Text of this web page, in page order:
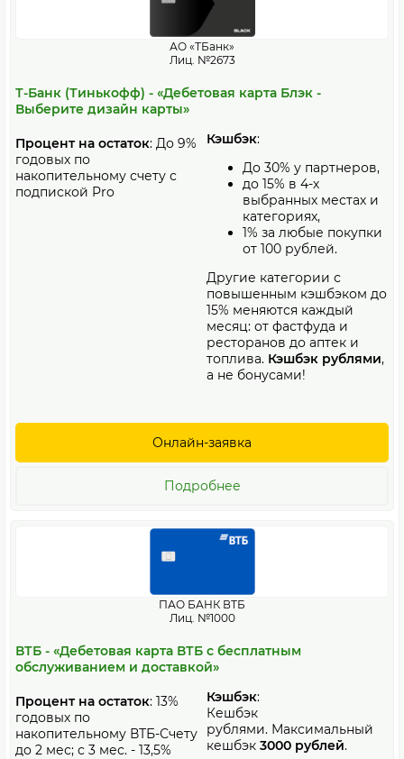
АО «ТБанк»
Лиц. №2673
Т-Банк (Тинькофф) - «Дебетовая карта Блэк -
Выберите дизайн карты»
Процент на остаток: До 9%
годовых по
накопительному счету с
подпиской Pro
Кэшбэк:
До 30% у партнеров,
до 15% в 4-х
выбранных местах и
категориях,
1% за любые покупки
от 100 рублей.
Другие категории с
повышенным кэшбэком до
15% меняются каждый
месяц: от фастфуда и
ресторанов до аптек и
топлива. Кэшбэк рублями,
а не бонусами!
Онлайн-заявка
Подробнее
ПАО БАНК ВТБ
Лиц. №1000
ВТБ - «Дебетовая карта ВТБ с бесплатным
обслуживанием и доставкой»
Процент на остаток: 13%
годовых по
накопительному ВТБ-Счету
до 2 мес; с 3 мес. - 13,5%
Кэшбэк:
Кешбэк
рублями. Максимальный
кешбэк 3000 рублей.